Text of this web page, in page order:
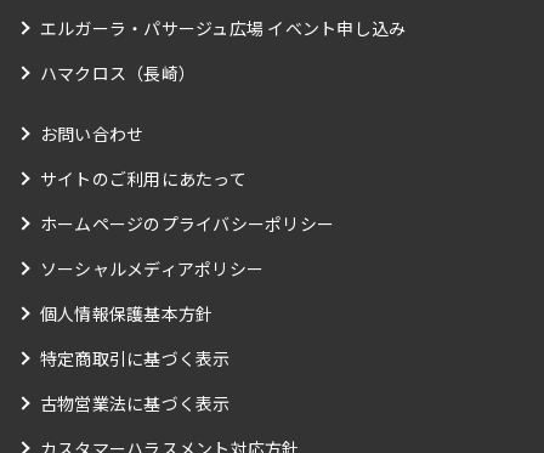
エルガーラ・パサージュ広場 イベント申し込み
ハマクロス（長崎）
お問い合わせ
サイトのご利用にあたって
ホームページのプライバシーポリシー
ソーシャルメディアポリシー
個人情報保護基本方針
特定商取引に基づく表示
古物営業法に基づく表示